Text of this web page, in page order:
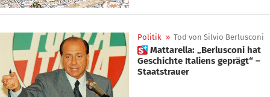
Politik » Tod von Silvio Berlusconi
 Mattarella: „Berlusconi hat
Geschichte Italiens geprägt“ –
Staatstrauer